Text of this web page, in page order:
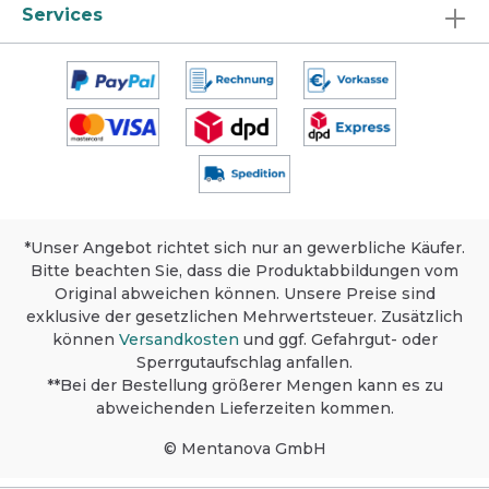
abwischen. Nachspülen. Fußbodenreinigung:
im Scheuersaugautomaten angewendet
werden. Entkalkung, hartnäckiger Schmutz,
Verkrustungen, Toiletten: Unverdünnt
einsetzen. Einwirken lassen. Nachspülen.
Fugen immer gut vorwässern.
Produktsicherheit, Lagerung und
Anwendung an unauffälliger Stelle testen.
Ausführliche Informationen siehe
Sicherheitsdatenblatt. Lagerung: Bei
Raumtemperatur im Originalbehälter lagern.
Umweltschutz: Packung nur völlig
restentleert der Wertstoffsammlung
Services
*Unser Angebot richtet sich nur an gewerbliche Käufer.
Bitte beachten Sie, dass die Produktabbildungen vom
Original abweichen können. Unsere Preise sind
exklusive der gesetzlichen Mehrwertsteuer. Zusätzlich
können Versandkosten und ggf. Gefahrgut- oder
Sperrgutaufschlag anfallen.
**Bei der Bestellung größerer Mengen kann es zu
abweichenden Lieferzeiten kommen.
© Mentanova GmbH